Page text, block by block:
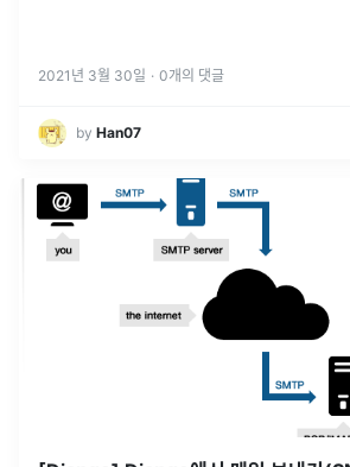
2021년 3월 30일 · 0개의 댓글
by Han07